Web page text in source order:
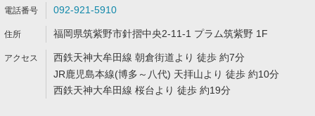
092-921-5910
福岡県筑紫野市針摺中央2-11-1 プラム筑紫野 1F
西鉄天神大牟田線 朝倉街道より 徒歩 約7分
JR鹿児島本線(博多～八代) 天拝山より 徒歩 約10分
西鉄天神大牟田線 桜台より 徒歩 約19分